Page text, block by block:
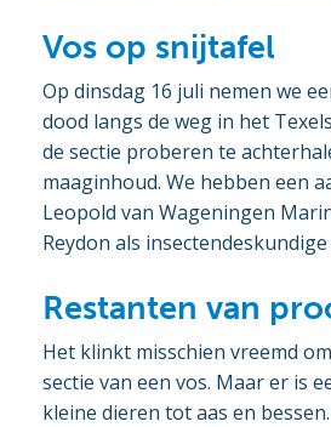
Vos op snijtafel
Op dinsdag 16 juli nemen we
dood langs de weg in het
de sectie proberen te
maaginhoud. We hebben een
Leopold van Wageningen
Reydon als
Restanten van
Het klinkt misschien vreemd
sectie van een vos. Maar er is
kleine dieren tot aas en